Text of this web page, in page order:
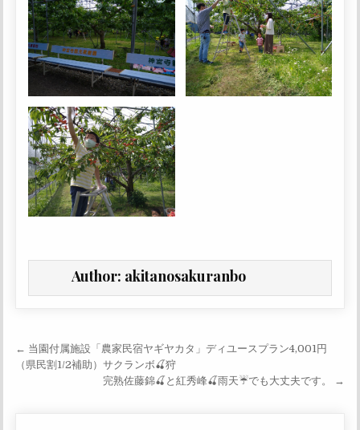
Author: akitanosakuranbo
投稿ナビゲーション
← 当園付属施設「農家民宿ヤギヤカタ」ディユースプラン4,001円
（県民割1/2補助）サクランボ🍒狩
完熟佐藤錦🍒と紅秀峰🍒雨天☔でも大丈夫です。 →